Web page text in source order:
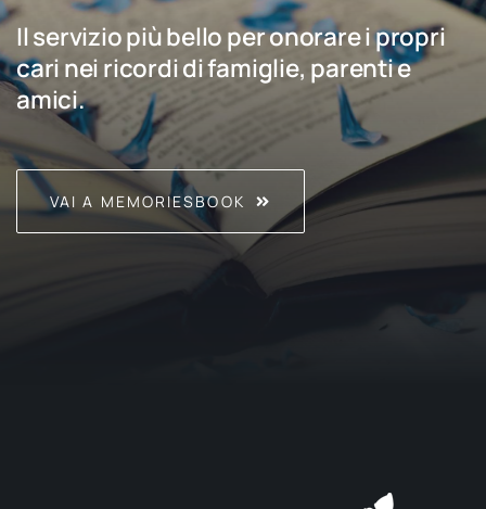
Il servizio più bello per onorare i propri
cari nei ricordi di famiglie, parenti e
amici.
VAI A MEMORIESBOOK